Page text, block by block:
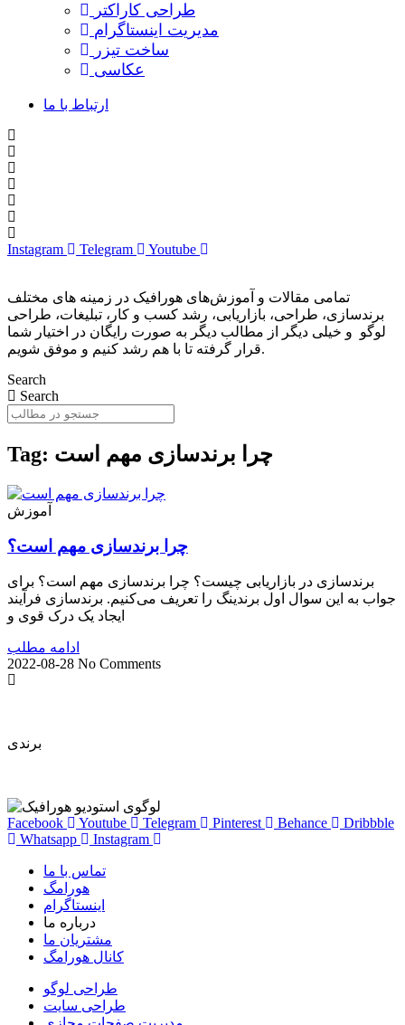
طراحی کاراکتر
مدیریت اینستاگرام
ساخت تیزر
عکاسی
ارتباط با ما
Instagram Telegram Youtube
تمامی مقالات و آموزش‌های هورافیک در زمینه های مختلف
برندسازی، طراحی، بازاریابی، رشد کسب و کار، تبلیغات، طراحی
لوگو و خیلی دیگر از مطالب دیگر به صورت رایگان در اختیار شما
قرار گرفته تا با هم رشد کنیم و موفق شویم.
Search
Search
Tag: چرا برندسازی مهم است
آموزش
چرا برندسازی مهم است؟
برندسازی در بازاریابی چیست؟ چرا برندسازی مهم است؟ برای
جواب به این سوال اول برندینگ را تعریف می‌کنیم. برندسازی فرآیند
ایجاد یک درک قوی و
ادامه مطلب
2022-08-28 No Comments
برندی
Facebook Youtube Telegram Pinterest Behance
Dribbble
Whatsapp
Instagram
تماس با ما
هورامگ
اینستاگرام
درباره ما
مشتریان ما
کانال هورامگ
طراحی لوگو
طراحی سایت